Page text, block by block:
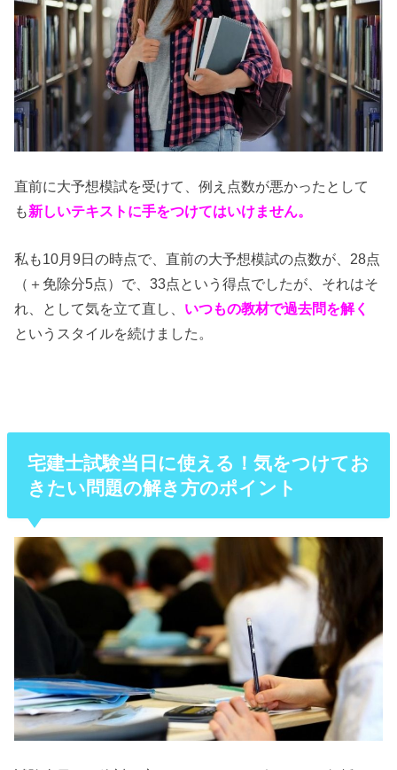
直前に大予想模試を受けて、例え点数が悪かったとして
も新しいテキストに手をつけてはいけません。
私も10月9日の時点で、直前の大予想模試の点数が、28点
（＋免除分5点）で、33点という得点でしたが、それはそ
れ、として気を立て直し、 いつもの教材で過去問を解く
というスタイルを続けました。
宅建士試験当日に使える！気をつけてお
きたい問題の解き方のポイント